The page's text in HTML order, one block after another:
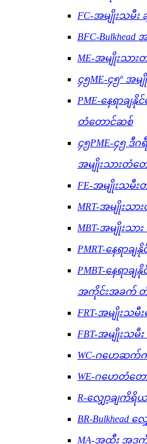
FC-အမျိုးသမီ
BFC-
ME-အမျိုးသာ
၄၅ME-၄၅º အ
PME-နေရာချ
တံတောင်ဆစ်
၄၅PME-၄၅ ဒီဂ
အမျိုးသားတံတ
FE-အမျိုးသမီ
MRT-အမျိုးသ
MBT-အမျိုးသာ
PMRT-နေရာခ
PMBT-နေရာခ
အကိုင်းအခက်
FRT-အမျိုးသမီ
FBT-အမျိုးသမီ
WC-ဂဟေဆက်
WE-ဂဟေတံတ
R-လျှော့ချကိရိ
BR-Bulkhead လ
MA-အထီး အဒ